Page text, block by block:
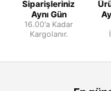
Siparişleriniz
Aynı Gün
16.00'a Kadar
Kargolanır.